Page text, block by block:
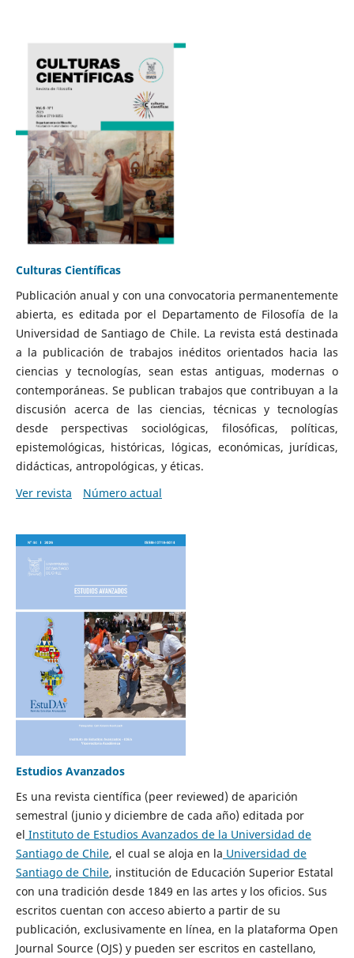
Culturas Científicas
Publicación anual y con una convocatoria permanentemente
abierta, es editada por el Departamento de Filosofía de la
Universidad de Santiago de Chile. La revista está destinada
a la publicación de trabajos inéditos orientados hacia las
ciencias y tecnologías, sean estas antiguas, modernas o
contemporáneas. Se publican trabajos que contribuyan a la
discusión acerca de las ciencias, técnicas y tecnologías
desde perspectivas sociológicas, filosóficas, políticas,
epistemológicas, históricas, lógicas, económicas, jurídicas,
didácticas, antropológicas, y éticas.
Ver revista
Número actual
Estudios Avanzados
Es una revista científica (peer reviewed) de aparición
semestral (junio y diciembre de cada año) editada por
el Instituto de Estudios Avanzados de la Universidad de
Santiago de Chile, el cual se aloja en la Universidad de
Santiago de Chile, institución de Educación Superior Estatal
con una tradición desde 1849 en las artes y los oficios. Sus
escritos cuentan con acceso abierto a partir de su
publicación, exclusivamente en línea, en la plataforma Open
Journal Source (OJS) y pueden ser escritos en castellano,